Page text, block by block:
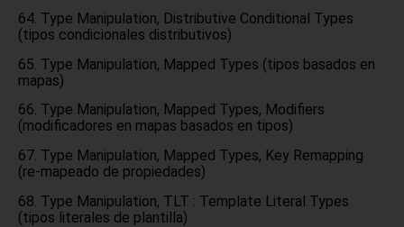
Type Manipulation, Distributive Conditional Types
(tipos condicionales distributivos)
Type Manipulation, Mapped Types (tipos basados en
mapas)
Type Manipulation, Mapped Types, Modifiers
(modificadores en mapas basados en tipos)
Type Manipulation, Mapped Types, Key Remapping
(re-mapeado de propiedades)
Type Manipulation, TLT : Template Literal Types
(tipos literales de plantilla)